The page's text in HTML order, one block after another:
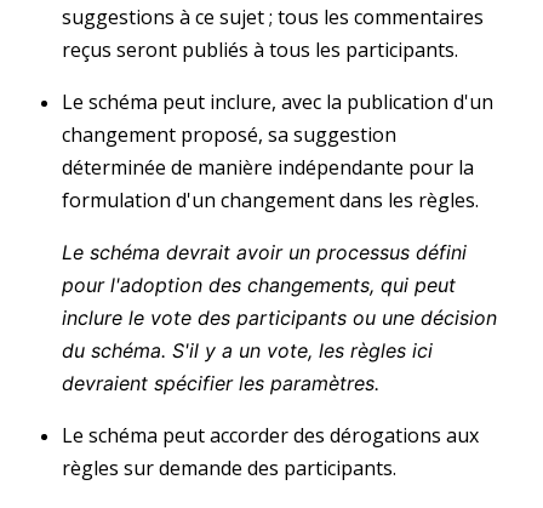
suggestions à ce sujet ; tous les commentaires
reçus seront publiés à tous les participants.
Le schéma peut inclure, avec la publication d'un
changement proposé, sa suggestion
déterminée de manière indépendante pour la
formulation d'un changement dans les règles.
Le schéma devrait avoir un processus défini
pour l'adoption des changements, qui peut
inclure le vote des participants ou une décision
du schéma. S'il y a un vote, les règles ici
devraient spécifier les paramètres.
Le schéma peut accorder des dérogations aux
règles sur demande des participants.